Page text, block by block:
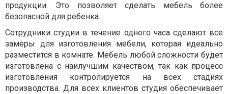
продукции. Это позволяет сделать мебель более
безопасной для ребенка.
Сотрудники студии в течение одного часа сделают все
замеры для изготовления мебели, которая идеально
разместится в комнате. Мебель любой сложности будет
изготовлена с наилучшим качеством, так как процесс
изготовления контролируется на всех стадиях
производства. Для всех клиентов студия обеспечивает